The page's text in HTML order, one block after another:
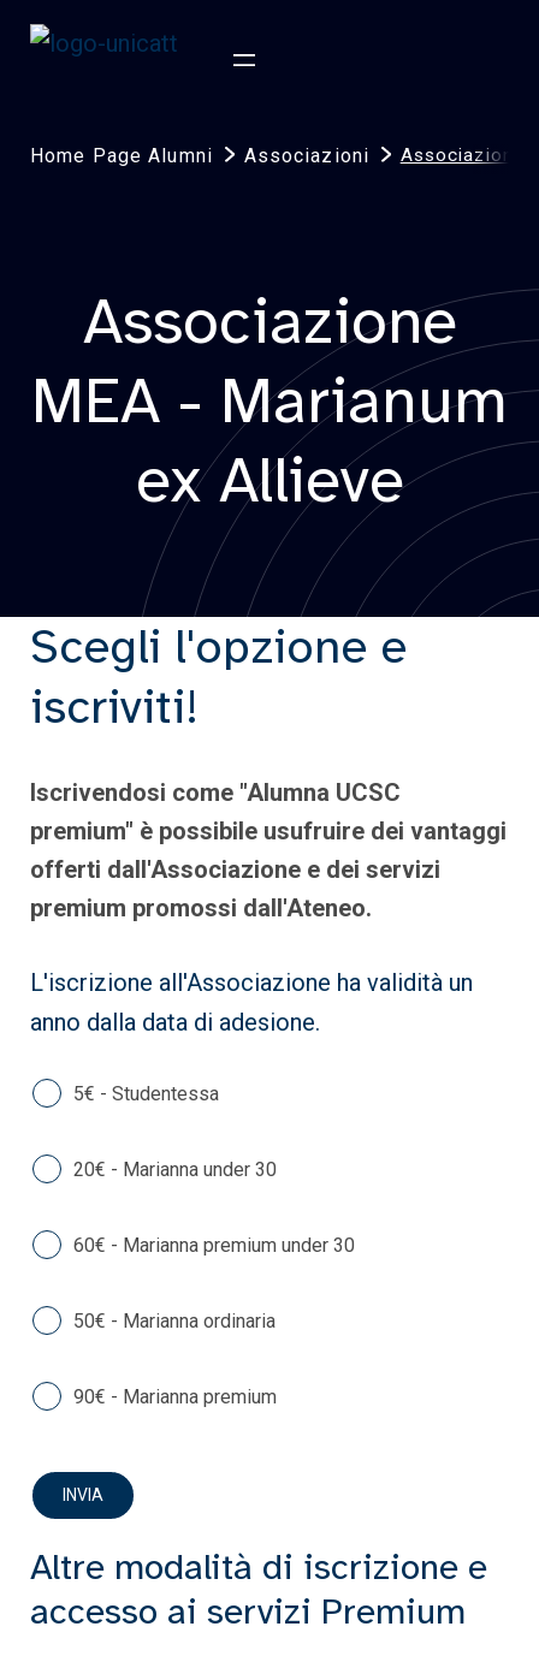
Home Page Alumni Associazioni Associazione
Associazione
MEA - Marianum
ex Allieve
Scegli l'opzione e
iscriviti!
Iscrivendosi come "Alumna UCSC
premium" è possibile usufruire dei vantaggi
offerti dall'Associazione e dei servizi
premium promossi dall'Ateneo.
L'iscrizione all'Associazione ha validità un
anno dalla data di adesione.
5€ - Studentessa
20€ - Marianna under 30
60€ - Marianna premium under 30
50€ - Marianna ordinaria
90€ - Marianna premium
Altre modalità di iscrizione e
accesso ai servizi Premium